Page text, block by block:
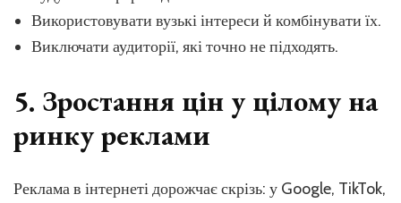
Використовувати вузькі інтереси й комбінувати їх.
Виключати аудиторії, які точно не підходять.
5. Зростання цін у цілому на
ринку реклами
Реклама в інтернеті дорожчає скрізь: у Google, TikTok,